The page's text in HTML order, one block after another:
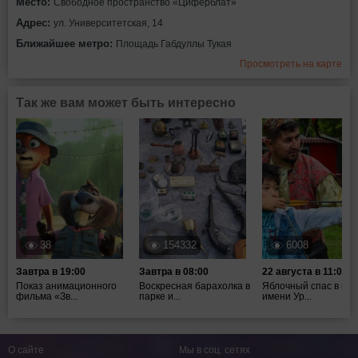
Свободное пространство «Циферблат»
Адрес: ул. Университетская, 14
Ближайшее метро: Площадь Габдуллы Тукая
Просмотреть на карте
Так же вам может быть интересно
38
Завтра в 19:00
Показ анимационного
фильма «Зв...
154332
Завтра в 08:00
Воскресная барахолка в
парке и...
6008
22 августа в 11:00
Яблочный спас в
имени Ур...
О сайте Мы в соц. сетях